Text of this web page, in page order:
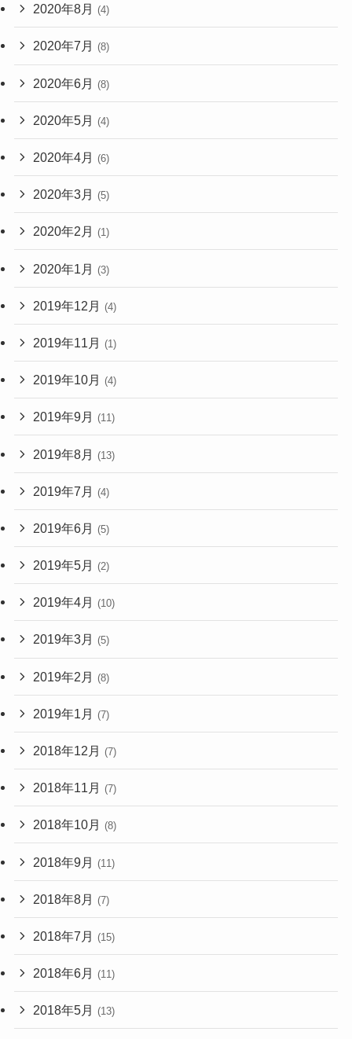
2020年8月 (4)
2020年7月 (8)
2020年6月 (8)
2020年5月 (4)
2020年4月 (6)
2020年3月 (5)
2020年2月 (1)
2020年1月 (3)
2019年12月 (4)
2019年11月 (1)
2019年10月 (4)
2019年9月 (11)
2019年8月 (13)
2019年7月 (4)
2019年6月 (5)
2019年5月 (2)
2019年4月 (10)
2019年3月 (5)
2019年2月 (8)
2019年1月 (7)
2018年12月 (7)
2018年11月 (7)
2018年10月 (8)
2018年9月 (11)
2018年8月 (7)
2018年7月 (15)
2018年6月 (11)
2018年5月 (13)